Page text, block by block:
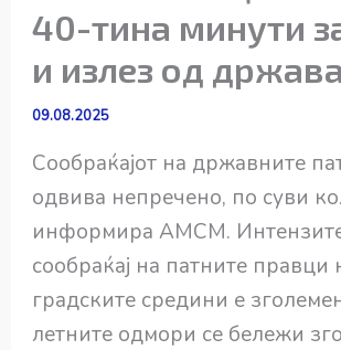
40-тина минути
и излез од
09.08.2025
Сообраќајот на државните
одвива непречено, по суви
информира АМСМ.
сообраќај на патните
градските средини е
летните одмори се бележи